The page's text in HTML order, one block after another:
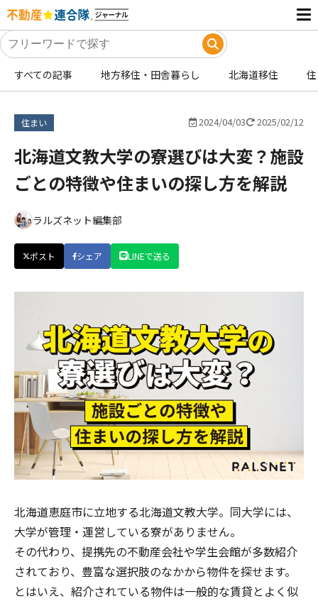
すべての記事 地方移住・田舎暮らし 北海道移住
住まい 2024/04/03 2025/02/12
北海道文教大学の寮選びは大変？施設
ごとの特徴や住まいの探し方を解説
ラルズネット編集部
ポスト シェア LINEで送る
北海道恵庭市に立地する北海道文教大学。同大学には、
大学が管理・運営している寮がありません。
その代わり、提携先の不動産会社や学生会館が多数紹介
されており、豊富な選択肢のなかから物件を探せます。
とはいえ、紹介されている物件は一般的な賃貸とよく似